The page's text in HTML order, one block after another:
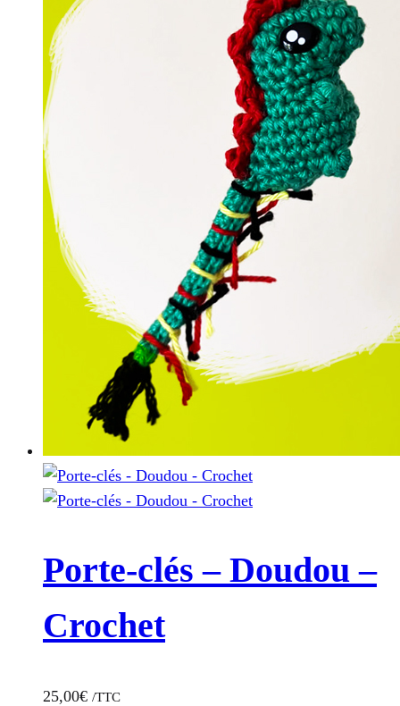
Porte-clés – Doudou –
Crochet
25,00€ /TTC